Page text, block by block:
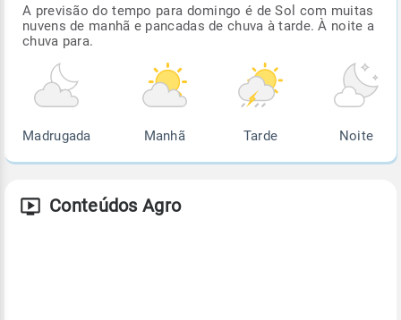
A previsão do tempo para domingo é de Sol com muitas
nuvens de manhã e pancadas de chuva à tarde. À noite a
chuva para.
Madrugada Manhã Tarde Noite
Conteúdos Agro